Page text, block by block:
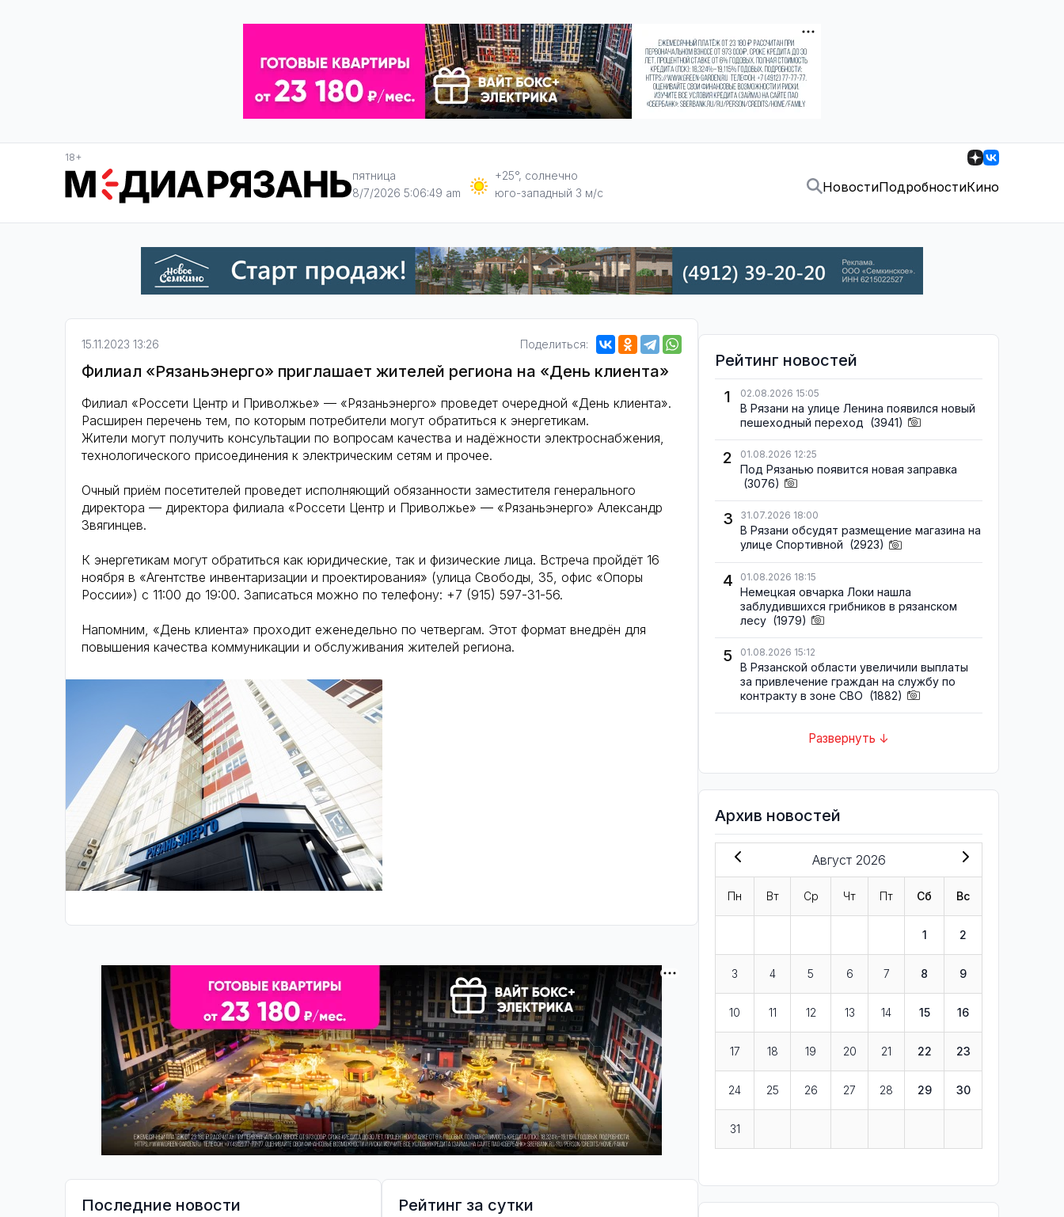
18+
пятница
8/7/2026 5:06:50 am
+25°, солнечно
юго-западный 3 м/с
НовостиПодробностиКино
15.11.2023 13:26 Поделиться:
Филиал «Рязаньэнерго» приглашает жителей региона на «День клиента»
Филиал «Россети Центр и Приволжье» — «Рязаньэнерго» проведет очередной «День клиента».
Расширен перечень тем, по которым потребители могут обратиться к энергетикам.
Жители могут получить консультации по вопросам качества и надёжности электроснабжения,
технологического присоединения к электрическим сетям и прочее.
Очный приём посетителей проведет исполняющий обязанности заместителя генерального
директора — директора филиала «Россети Центр и Приволжье» — «Рязаньэнерго» Александр
Звягинцев.
К энергетикам могут обратиться как юридические, так и физические лица. Встреча пройдёт 16
ноября в «Агентстве инвентаризации и проектирования» (улица Свободы, 35, офис «Опоры
России») с 11:00 до 19:00. Записаться можно по телефону: +7 (915) 597-31-56.
Напомним, «День клиента» проходит еженедельно по четвергам. Этот формат внедрён для
повышения качества коммуникации и обслуживания жителей региона.
Последние новости
Рейтинг за сутки
Рейтинг новостей
1
02.08.2026 15:05
В Рязани на улице Ленина появился новый
пешеходный переход (3941)
2 01.08.2026 12:25
Под Рязанью появится новая заправка
(3076)
3 31.07.2026 18:00
В Рязани обсудят размещение магазина на
улице Спортивной (2923)
4 01.08.2026 18:15
Немецкая овчарка Локи нашла
заблудившихся грибников в рязанском
лесу (1979)
5 01.08.2026 15:12
В Рязанской области увеличили выплаты
за привлечение граждан на службу по
контракту в зоне СВО (1882)
Развернуть ↓
Архив новостей
Август 2026
Пн Вт Ср Чт Пт Сб Вс
1 2
3 4 5 6 7 8 9
10 11 12 13 14 15 16
17 18 19 20 21 22 23
24 25 26 27 28 29 30
31